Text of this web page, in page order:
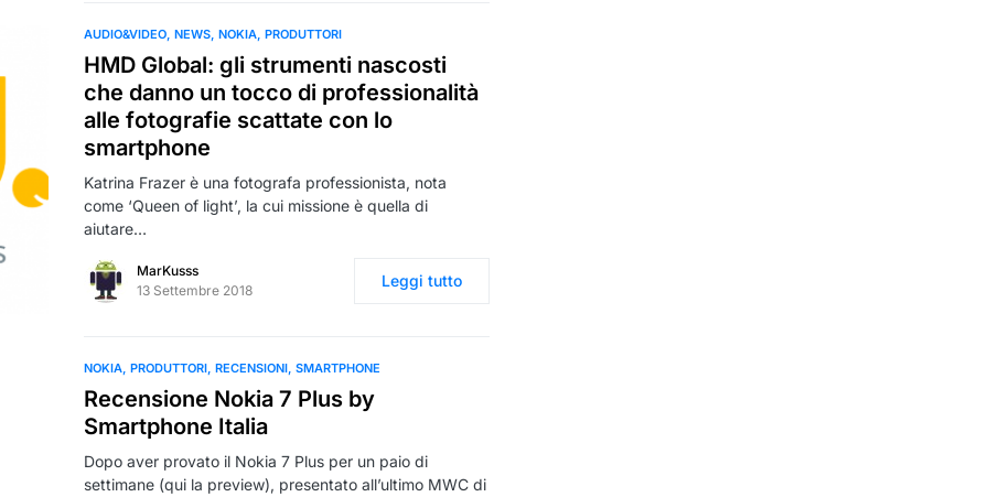
AUDIO&VIDEO NEWS NOKIA PRODUTTORI
HMD Global: gli strumenti nascosti
che danno un tocco di professionalità
alle fotografie scattate con lo
smartphone
Katrina Frazer è una fotografa professionista, nota
come ‘Queen of light’, la cui missione è quella di
aiutare…
MarKusss
13 Settembre 2018
Leggi tutto
NOKIA PRODUTTORI RECENSIONI SMARTPHONE
Recensione Nokia 7 Plus by
Smartphone Italia
Dopo aver provato il Nokia 7 Plus per un paio di
settimane (qui la preview), presentato all’ultimo MWC di